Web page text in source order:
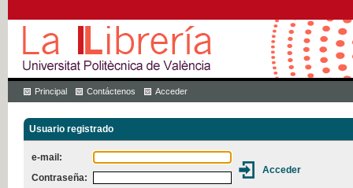
Principal Contáctenos Acceder
Usuario registrado
e-mail:
Contraseña: